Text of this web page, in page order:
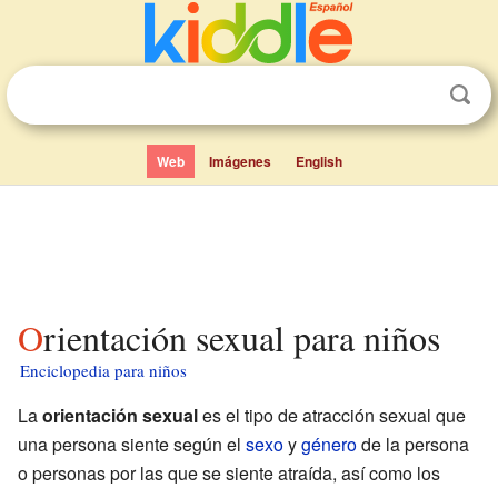
Web Imágenes English
Orientación sexual para niños
Enciclopedia para niños
Laorientación sexuales el tipo de atracción sexual que
una persona siente según el sexoygénerode la persona
o personas por las que se siente atraída, así como los